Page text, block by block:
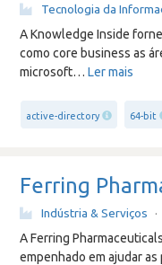
Tecnologia da
A Knowledge Inside
como core business as
microsoft…Ler mais
active-directory 64-bit
Ferring
Indústria & Serviços ·
A Ferring
empenhado em ajudar